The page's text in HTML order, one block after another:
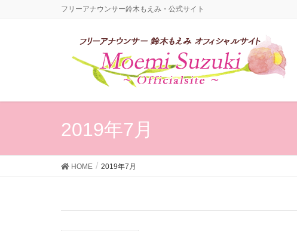
フリーアナウンサー鈴木もえみ・公式サイト
2019年7月
HOME 2019年7月